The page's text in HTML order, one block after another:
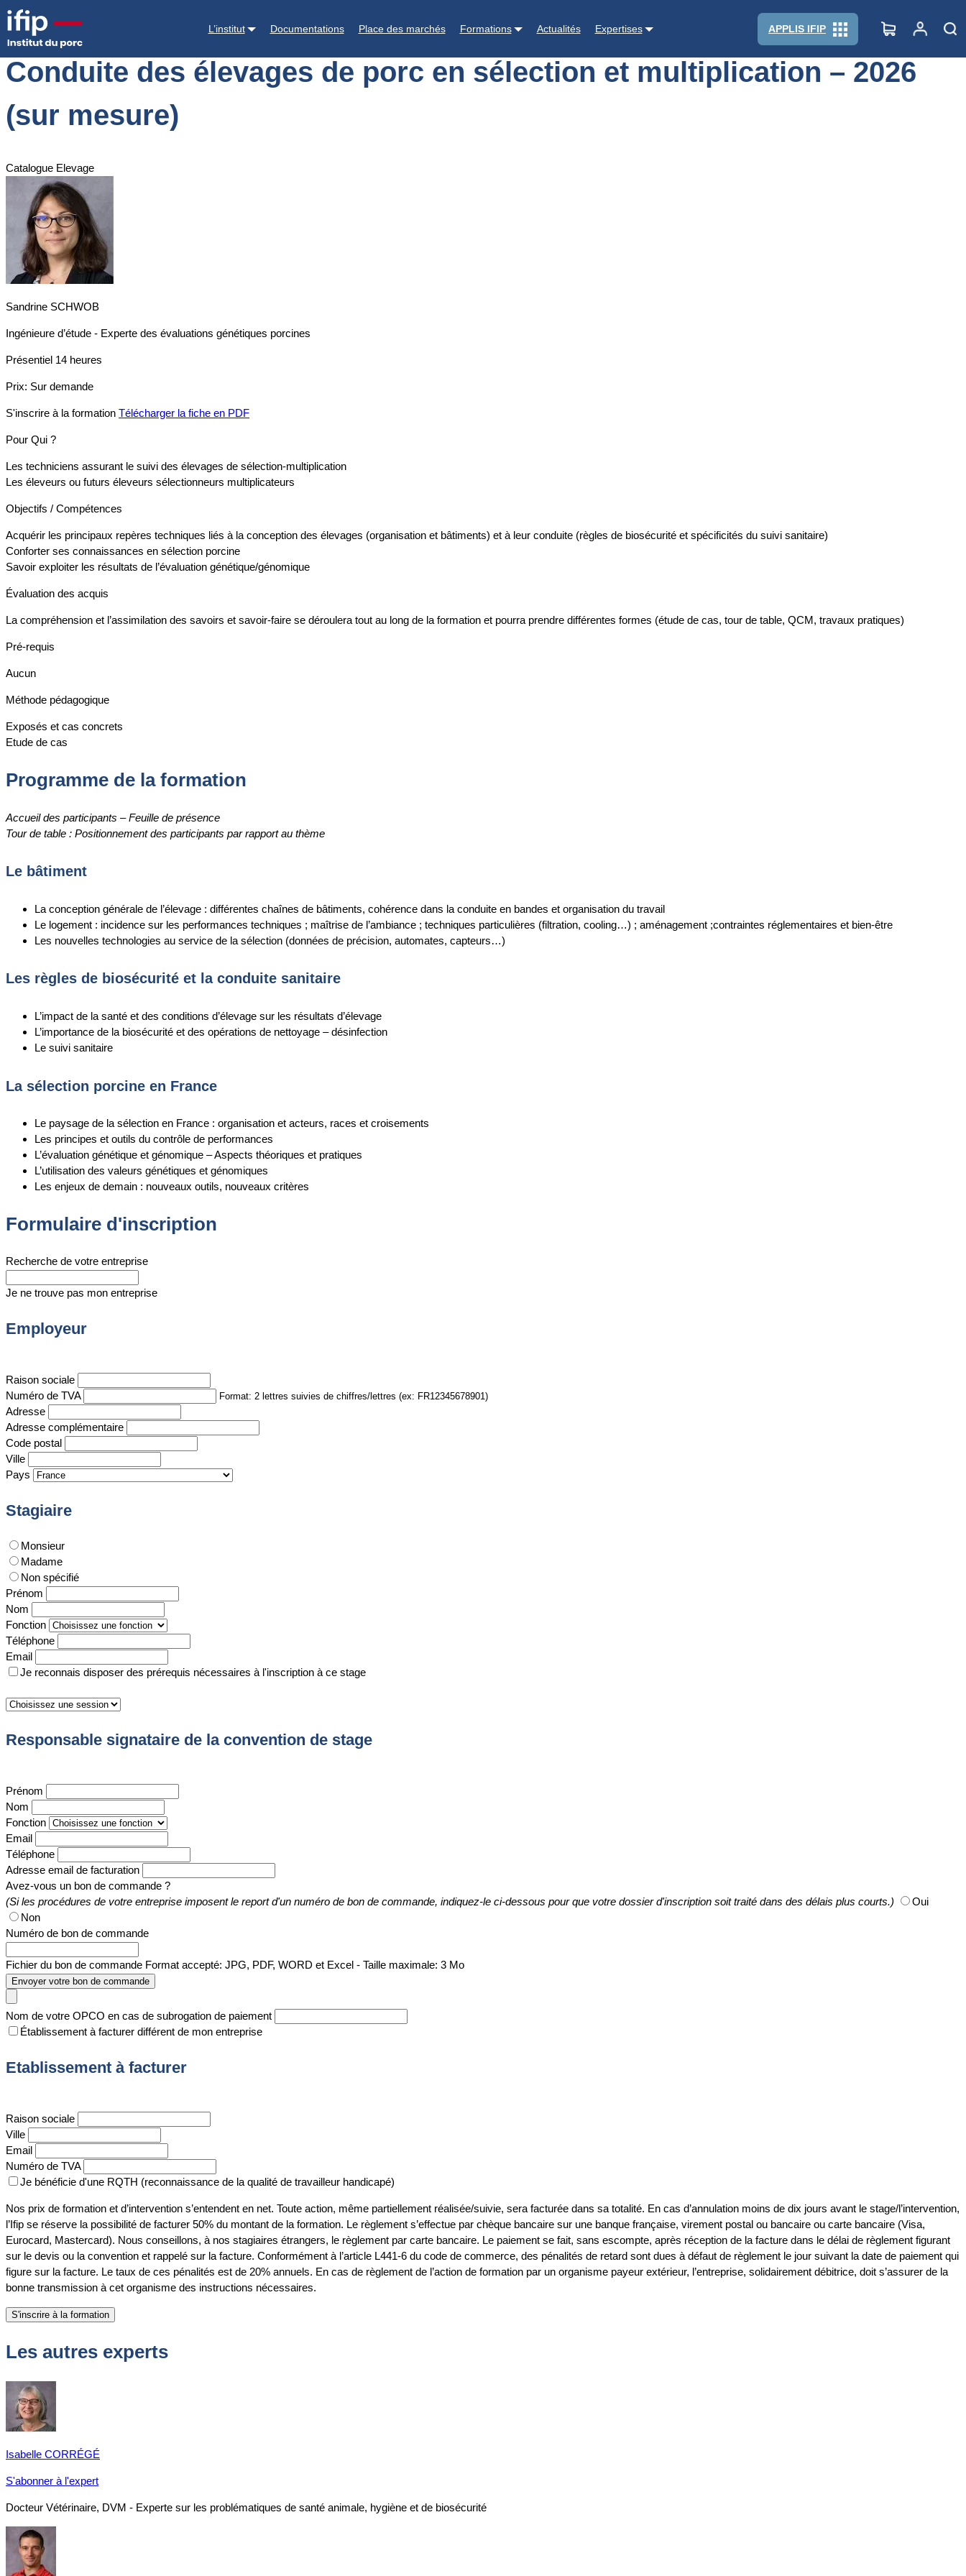
L’institut Documentations Place des marchés Formations Actualités Expertises APPLIS IFIP
Accueil Formations
Conduite des élevages de porc en sélection et multiplication – 2026
(sur mesure)
Catalogue Elevage
Sandrine SCHWOB
Ingénieure d’étude - Experte des évaluations génétiques porcines
Présentiel 14 heures
Prix: Sur demande
S'inscrire à la formation Télécharger la fiche en PDF
Pour Qui ?
Les techniciens assurant le suivi des élevages de sélection-multiplication
Les éleveurs ou futurs éleveurs sélectionneurs multiplicateurs
Objectifs / Compétences
Acquérir les principaux repères techniques liés à la conception des élevages (organisation et bâtiments) et à leur conduite (règles de biosécurité et spécificités du suivi sanitaire)
Conforter ses connaissances en sélection porcine
Savoir exploiter les résultats de l’évaluation génétique/génomique
Évaluation des acquis
La compréhension et l’assimilation des savoirs et savoir-faire se déroulera tout au long de la formation et pourra prendre différentes formes (étude de cas, tour de table, QCM, travaux pratiques)
Pré-requis
Aucun
Méthode pédagogique
Exposés et cas concrets
Etude de cas
Programme de la formation
Accueil des participants – Feuille de présence
Tour de table : Positionnement des participants par rapport au thème
Le bâtiment
La conception générale de l’élevage : différentes chaînes de bâtiments, cohérence dans la conduite en bandes et organisation du travail
Le logement : incidence sur les performances techniques ; maîtrise de l’ambiance ; techniques particulières (filtration, cooling…) ; aménagement ;contraintes réglementaires et bien-être
Les nouvelles technologies au service de la sélection (données de précision, automates, capteurs…)
Les règles de biosécurité et la conduite sanitaire
L’impact de la santé et des conditions d’élevage sur les résultats d’élevage
L’importance de la biosécurité et des opérations de nettoyage – désinfection
Le suivi sanitaire
La sélection porcine en France
Le paysage de la sélection en France : organisation et acteurs, races et croisements
Les principes et outils du contrôle de performances
L’évaluation génétique et génomique – Aspects théoriques et pratiques
L’utilisation des valeurs génétiques et génomiques
Les enjeux de demain : nouveaux outils, nouveaux critères
Formulaire d'inscription
Recherche de votre entreprise
Je ne trouve pas mon entreprise
Employeur
Raison sociale
Numéro de TVA
Format: 2 lettres suivies de chiffres/lettres (ex: FR12345678901)
Adresse
Adresse complémentaire
Code postal
Ville
Pays
Stagiaire
Monsieur
Madame
Non spécifié
Prénom
Nom
Fonction
Téléphone
Email
Je reconnais disposer des prérequis nécessaires à l'inscription à ce stage
Responsable signataire de la convention de stage
Prénom
Nom
Fonction
Email
Téléphone
Adresse email de facturation
Avez-vous un bon de commande ?
(Si les procédures de votre entreprise imposent le report d'un numéro de bon de commande, indiquez-le ci-dessous pour que votre dossier d'inscription soit traité dans des délais plus courts.)
Oui
Non
Numéro de bon de commande
Fichier du bon de commande Format accepté: JPG, PDF, WORD et Excel - Taille maximale: 3 Mo
Envoyer votre bon de commande
Nom de votre OPCO en cas de subrogation de paiement
Établissement à facturer différent de mon entreprise
Etablissement à facturer
Raison sociale
Ville
Email
Numéro de TVA
Je bénéficie d'une RQTH (reconnaissance de la qualité de travailleur handicapé)
Nos prix de formation et d’intervention s’entendent en net. Toute action, même partiellement réalisée/suivie, sera facturée dans sa totalité. En cas d’annulation moins de dix jours avant le stage/l’intervention,
l’Ifip se réserve la possibilité de facturer 50% du montant de la formation. Le règlement s’effectue par chèque bancaire sur une banque française, virement postal ou bancaire ou carte bancaire (Visa,
Eurocard, Mastercard). Nous conseillons, à nos stagiaires étrangers, le règlement par carte bancaire. Le paiement se fait, sans escompte, après réception de la facture dans le délai de règlement figurant
sur le devis ou la convention et rappelé sur la facture. Conformément à l’article L441-6 du code de commerce, des pénalités de retard sont dues à défaut de règlement le jour suivant la date de paiement qui
figure sur la facture. Le taux de ces pénalités est de 20% annuels. En cas de règlement de l’action de formation par un organisme payeur extérieur, l’entreprise, solidairement débitrice, doit s’assurer de la
bonne transmission à cet organisme des instructions nécessaires.
Les autres experts
Isabelle CORRÉGÉ
S'abonner à l'expert
Docteur Vétérinaire, DVM - Experte sur les problématiques de santé animale, hygiène et de biosécurité